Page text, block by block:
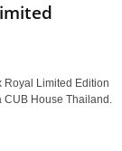
Royal Limited Edition
CUB House Thailand.